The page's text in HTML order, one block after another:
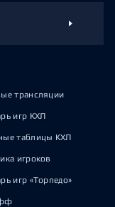
трансляции
игр КХЛ
таблицы КХЛ
игроков
игр «Торпедо»